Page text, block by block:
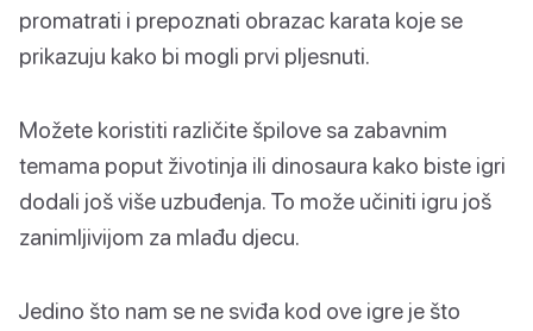
promatrati i prepoznati obrazac karata koje se
prikazuju kako bi mogli prvi pljesnuti.
Možete koristiti različite špilove sa zabavnim
temama poput životinja ili dinosaura kako biste igri
dodali još više uzbuđenja. To može učiniti igru još
zanimljivijom za mlađu djecu.
Jedino što nam se ne sviđa kod ove igre je što